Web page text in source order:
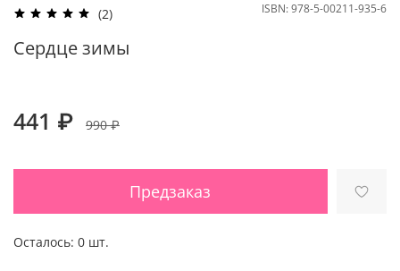
(2) ISBN:978-5-00211-935-6
Сердце зимы
441 ₽ 990 ₽
Предзаказ
Осталось: 0 шт.